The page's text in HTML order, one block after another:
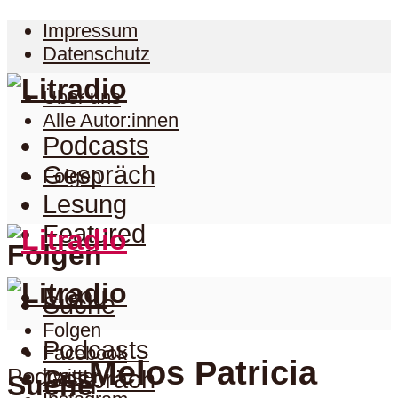
Impressum
Datenschutz
Über uns
Alle Autor:innen
Folgen
Folgen
Folgen
Facebook
Twitter
Podcasts
Gespräch
Lesung
Featured
Menu
Suche
Suche
Podcasts
Gespräch
PodcastMelos Patricia